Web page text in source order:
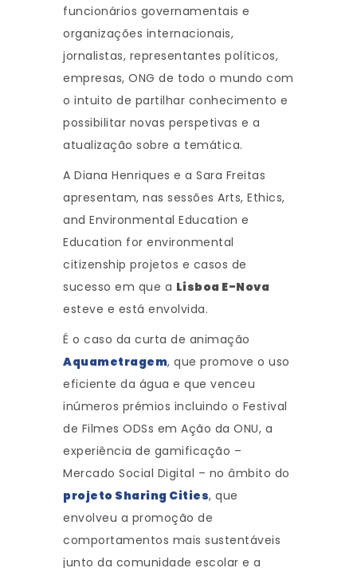
funcionários governamentais e
organizações internacionais,
jornalistas, representantes políticos,
empresas, ONG de todo o mundo com
o intuito de partilhar conhecimento e
possibilitar novas perspetivas e a
atualização sobre a temática.
A Diana Henriques e a Sara Freitas
apresentam, nas sessões Arts, Ethics,
and Environmental Education e
Education for environmental
citizenship projetos e casos de
sucesso em que a Lisboa E-Nova
esteve e está envolvida.
É o caso da curta de animação
Aquametragem, que promove o uso
eficiente da água e que venceu
inúmeros prémios incluindo o Festival
de Filmes ODSs em Ação da ONU, a
experiência de gamificação –
Mercado Social Digital – no âmbito do
projeto Sharing Cities, que
envolveu a promoção de
comportamentos mais sustentáveis
junto da comunidade escolar e a